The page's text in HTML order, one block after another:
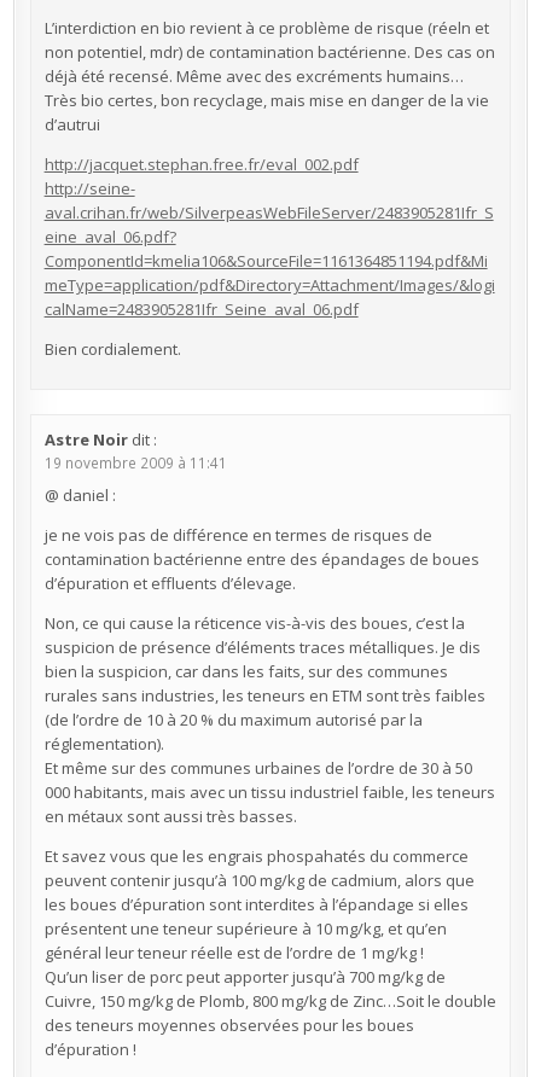
L’interdiction en bio revient à ce problème de risque (réeln et
non potentiel, mdr) de contamination bactérienne. Des cas on
déjà été recensé. Même avec des excréments humains…
Très bio certes, bon recyclage, mais mise en danger de la vie
d’autrui
http://jacquet.stephan.free.fr/eval_002.pdf
http://seine-
aval.crihan.fr/web/SilverpeasWebFileServer/2483905281Ifr_S
eine_aval_06.pdf?
ComponentId=kmelia106&SourceFile=1161364851194.pdf&Mi
meType=application/pdf&Directory=Attachment/Images/&logi
calName=2483905281Ifr_Seine_aval_06.pdf
Bien cordialement.
Astre Noir dit :
19 novembre 2009 à 11:41
@ daniel :
je ne vois pas de différence en termes de risques de
contamination bactérienne entre des épandages de boues
d’épuration et effluents d’élevage.
Non, ce qui cause la réticence vis-à-vis des boues, c’est la
suspicion de présence d’éléments traces métalliques. Je dis
bien la suspicion, car dans les faits, sur des communes
rurales sans industries, les teneurs en ETM sont très faibles
(de l’ordre de 10 à 20 % du maximum autorisé par la
réglementation).
Et même sur des communes urbaines de l’ordre de 30 à 50
000 habitants, mais avec un tissu industriel faible, les teneurs
en métaux sont aussi très basses.
Et savez vous que les engrais phospahatés du commerce
peuvent contenir jusqu’à 100 mg/kg de cadmium, alors que
les boues d’épuration sont interdites à l’épandage si elles
présentent une teneur supérieure à 10 mg/kg, et qu’en
général leur teneur réelle est de l’ordre de 1 mg/kg !
Qu’un liser de porc peut apporter jusqu’à 700 mg/kg de
Cuivre, 150 mg/kg de Plomb, 800 mg/kg de Zinc…Soit le double
des teneurs moyennes observées pour les boues
d’épuration !